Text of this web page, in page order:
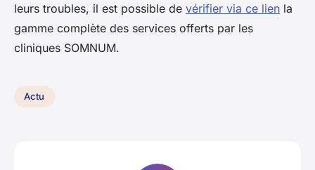
leurs troubles, il est possible de vérifier via ce lien la
gamme complète des services offerts par les
cliniques SOMNUM.
Actu